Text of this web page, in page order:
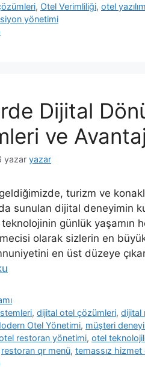
, Otel Verimliliği, otel
yönetimi
Dijital
ve
yazar yazar
geldiğimizde, turizm ve
sunulan dijital deneyimin
günlük yaşamın
olarak sizlerin en
en üst düzeye
,dijital otel çözümleri,dijital
Otel Yönetimi, müşteri
restoran yönetimi, otel
restoran qr menü, temassız